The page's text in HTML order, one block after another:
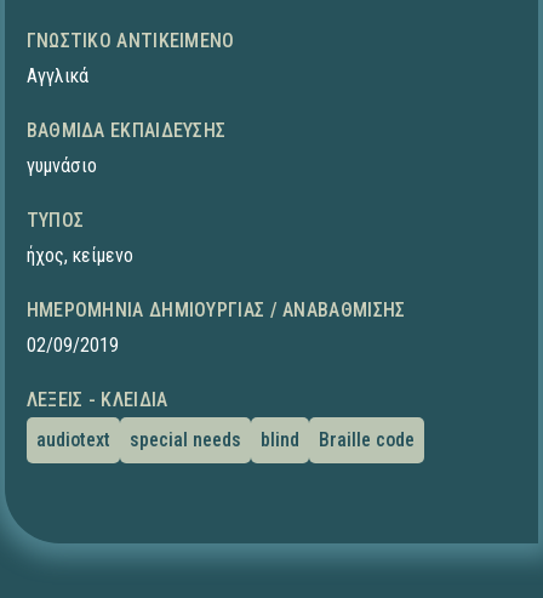
ΓΝΩΣΤΙΚΌ ΑΝΤΙΚΕΊΜΕΝΟ
Αγγλικά
ΒΑΘΜΊΔΑ ΕΚΠΑΊΔΕΥΣΗΣ
γυμνάσιο
ΤΎΠΟΣ
ήχος, κείμενο
ΗΜΕΡΟΜΗΝΊΑ ΔΗΜΙΟΥΡΓΊΑΣ / ΑΝΑΒΆΘΜΙΣΗΣ
02/09/2019
ΛΈΞΕΙΣ - ΚΛΕΙΔΙΆ
audiotext
special needs blind Braille code